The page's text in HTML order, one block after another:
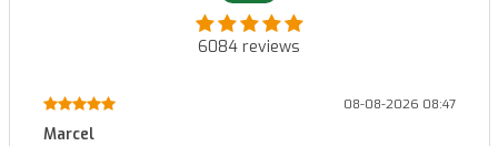
6084 reviews
08-08-2026 08:47
Marcel